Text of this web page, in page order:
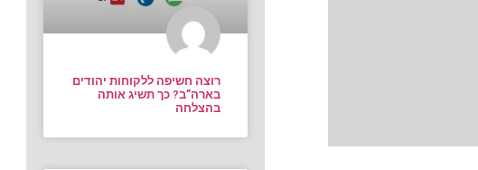
רוצה חשיפה ללקוחות יהודים
בארה”ב? כך תשיג אותה
בהצלחה